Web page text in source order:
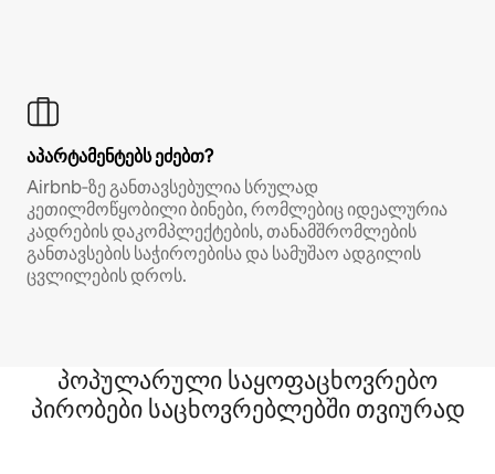
აპარტამენტებს ეძებთ?
Airbnb‑ზე განთავსებულია სრულად
კეთილმოწყობილი ბინები, რომლებიც იდეალურია
კადრების დაკომპლექტების, თანამშრომლების
განთავსების საჭიროებისა და სამუშაო ადგილის
ცვლილების დროს.
პოპულარული საყოფაცხოვრებო
პირობები საცხოვრებლებში თვიურად